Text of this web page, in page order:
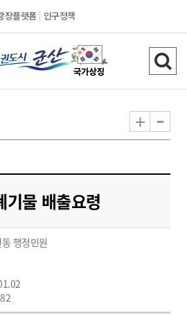
장플랫폼 인구정책
시
민
도
시
군
산
검
색
기
+ -
기물 배출요령
행정민원